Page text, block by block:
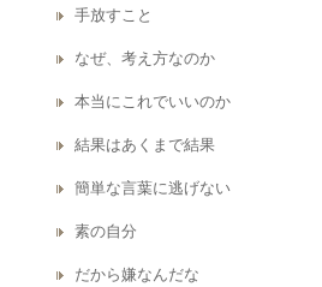
手放すこと
なぜ、考え方なのか
本当にこれでいいのか
結果はあくまで結果
簡単な言葉に逃げない
素の自分
だから嫌なんだな